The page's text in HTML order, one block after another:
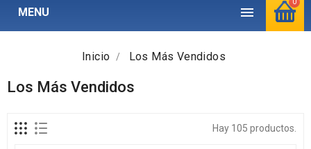
0

MENU
Inicio Los Más Vendidos
Los Más Vendidos
Hay 105 productos.